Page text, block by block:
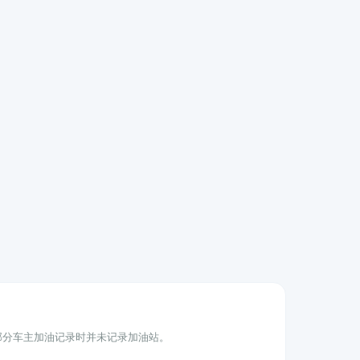
车主加油记录时并未记录加油站。